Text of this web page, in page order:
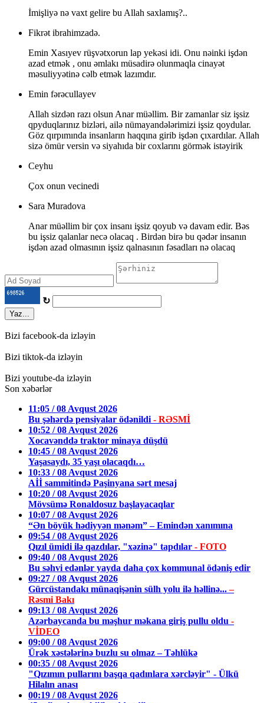
İmişliyə nə vaxt gelire bu Allah saxlamış?..
Fikrət ibrahimzadə.
Emin Xasıyev rüşvətxorun lap yekəsi idi. Onu nəinki işdən
azad etmək , onu əmlakı müsadirə olunmaqla cinayət
məsuliyyətinə cəlb etmək lazımdır.
Emin fərəcullayev
Allah sizdən razı olsun Anar müəllim. Bir zamanlar siz işsiz
qpyduqlarınız bizləri, ailə nümayandələrimizi işsiz qoydular.
Göz qırpımında insanların haqqına girib işdən çıxardılar. Allah
sizə ömür versin və siyahıda bir coxlarını görmək istəyirik
Ceyhu
Çox onun vecinedi
Sara Muradova
Anar müəllim bir çox insanı işsiz qoyub və davam edir. Bəs
bu işsiz qalanlar necə olacaq . Birdən birə bu qədər insanın
işdən azad olmasının işsiz qalnasının fəsadları nə olacaq
↻
Yaz...
Bizi facebook-da izləyin
Bizi tiktok-da izləyin
Bizi youtube-da izləyin
Son xəbərlər
11:05 / 08 Avqust 2026
Bu şəhərdə pensiyalar ödənildi - RƏSMİ
10:52 / 08 Avqust 2026
Xocavənddə traktor minaya düşdü
10:45 / 08 Avqust 2026
Yaşasaydı, 35 yaşı olacaqdı…
10:33 / 08 Avqust 2026
Aİİ sammitində Paşinyana sərt mesaj
10:20 / 08 Avqust 2026
Mövsümə Ronaldosuz başlayacaqlar
10:07 / 08 Avqust 2026
“Ən böyük hədiyyən mənəm” – Emindən xanımına
09:54 / 08 Avqust 2026
Qızıl ümidi ilə qazdılar, "xəzinə" tapdılar - FOTO
09:40 / 08 Avqust 2026
Bu səhvi edənlər yayda daha çox kommunal ödəniş edir
09:27 / 08 Avqust 2026
Gürcüstandakı münaqişənin sülh yolu ilə həllinə...–
Rəsmi Bakı
09:13 / 08 Avqust 2026
Azərbaycanda bu məşhur məkana giriş pullu oldu -
VİDEO
09:00 / 08 Avqust 2026
Ürək xəstələrinə buzlu su olmaz – Təhlükə
00:35 / 08 Avqust 2026
"Qızımın pullarını başqa qadınlara xərcləyir" - Ülkü
Hilalın anası
00:19 / 08 Avqust 2026